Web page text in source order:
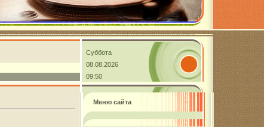
Суббота
08.08.2026
09:50
Меню сайта